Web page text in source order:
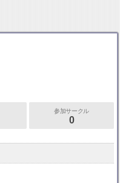
参加サークル
0